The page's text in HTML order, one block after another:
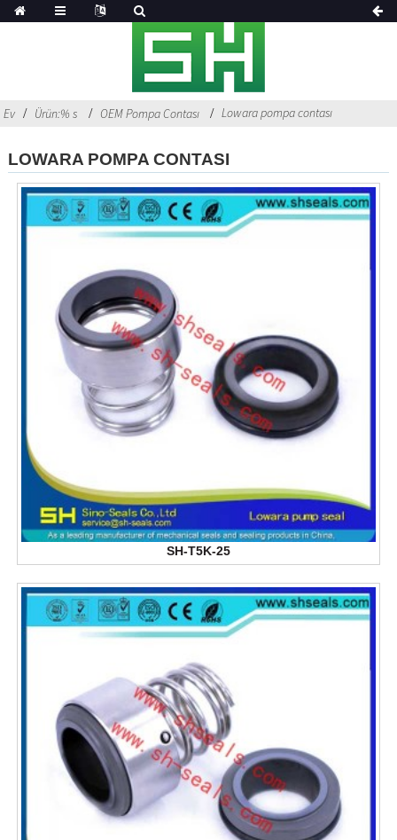
Ev Ürün:% s OEM Pompa Contası Lowara pompa contası
LOWARA POMPA CONTASI
SH-T5K-25